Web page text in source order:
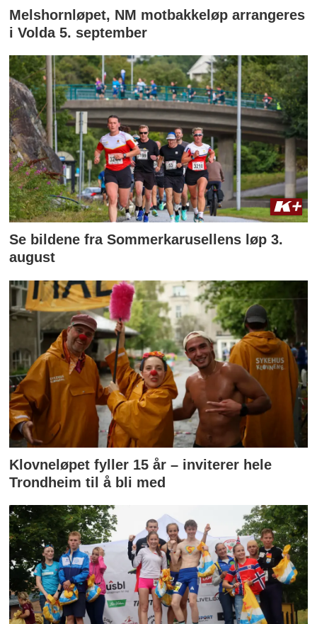
Melshornløpet, NM motbakkeløp arrangeres
i Volda 5. september
Se bildene fra Sommerkarusellens løp 3.
august
Klovneløpet fyller 15 år – inviterer hele
Trondheim til å bli med